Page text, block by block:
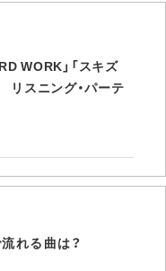
WORK」「スキズ
リスニング・パーテ
れる曲は？